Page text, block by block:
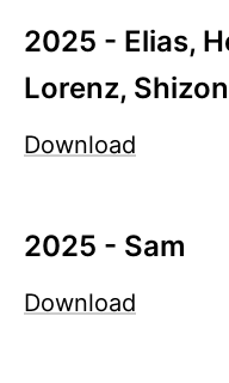
2025 - Elias,
Lorenz,
Download
2025 - Sam
Download